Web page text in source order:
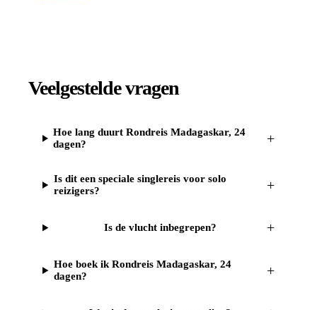
Veelgestelde vragen
Hoe lang duurt Rondreis Madagaskar, 24
dagen?
+
Is dit een speciale singlereis voor solo
reizigers?
+
Is de vlucht inbegrepen? +
Hoe boek ik Rondreis Madagaskar, 24
dagen?
+